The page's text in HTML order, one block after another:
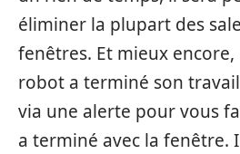
éliminer la plupart des
fenêtres. Et mieux
robot a terminé son
via une alerte pour vous
a terminé avec la fenêtre.